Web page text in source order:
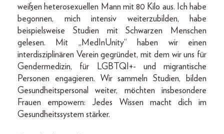
weißen heterosexuellen Mann mit 80 Kilo aus. Ich habe
begonnen, mich intensiv weiterzubilden, habe
beispielsweise Studien mit Schwarzen Menschen
gelesen. Mit „MedInUnity“ haben wir einen
interdisziplinären Verein gegründet, mit dem wir uns für
Gendermedizin, für LGBTQI+- und migrantische
Personen engagieren. Wir sammeln Studien, bilden
Gesundheitspersonal weiter, möchten insbesondere
Frauen empowern: Jedes Wissen macht dich im
Gesundheitssystem stärker.